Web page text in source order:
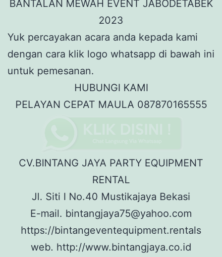
Yuk percayakan acara anda kepada kami
dengan cara klik logo whatsapp di bawah ini
untuk pemesanan.
HUBUNGI KAMI
PELAYAN CEPAT MAULA 087870165555
CV.BINTANG JAYA PARTY EQUIPMENT
RENTAL
Jl. Siti I No.40 Mustikajaya Bekasi
E-mail. bintangjaya75@yahoo.com
https://bintangeventequipment.rentals
web. http://www.bintangjaya.co.id